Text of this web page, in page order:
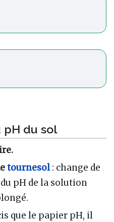
pH du sol
tournesol: change de
pH de la solution
que le papier pH, il